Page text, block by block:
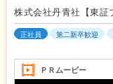
株式会社丹青社【東証
正社員 第二新卒歓迎
ＰＲムービー